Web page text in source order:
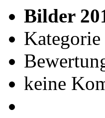
Bilder
Kategorie
keine